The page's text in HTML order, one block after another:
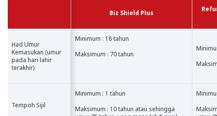
Biz Shield Plus
Had Umur
Kemasukan
(umur pada
hari lahir
terakhir)
Minimum : 18 tahun
Maksimum : 70 tahun
Tempoh Sijil
Minimum : 1 tahun
Maksimum : 10 tahun atau sehingga
Had Umur
Kemasukan (umur
pada hari lahir
terakhir)
Tempoh Sijil